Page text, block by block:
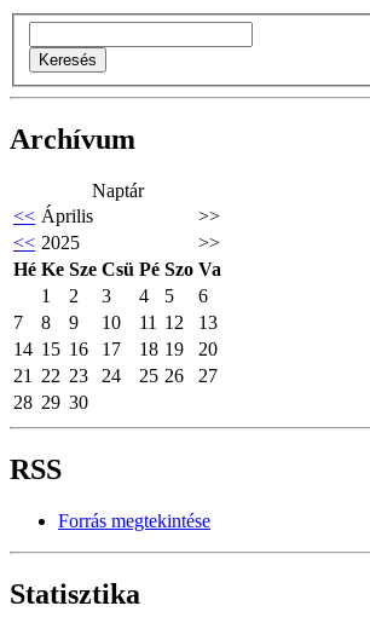
Archívum
Naptár
<< Április
>>
<< 2025
>>
Hé Ke Sze Csü Pé Szo Va
1
2 3 4 5
6
7
8 9 10 11 12
13
14 15 16 17 18 19
20
21
22 23 24 25 26
27
28 29 30
RSS
Forrás megtekintése
Statisztika